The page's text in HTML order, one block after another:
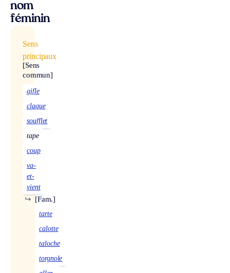
nom
féminin
Sens
principaux
[Sens
commun]
gifle
claque
soufflet
tape
coup
va-
et-
vient
[Fam.]
↪
tarte
calotte
taloche
torgnole